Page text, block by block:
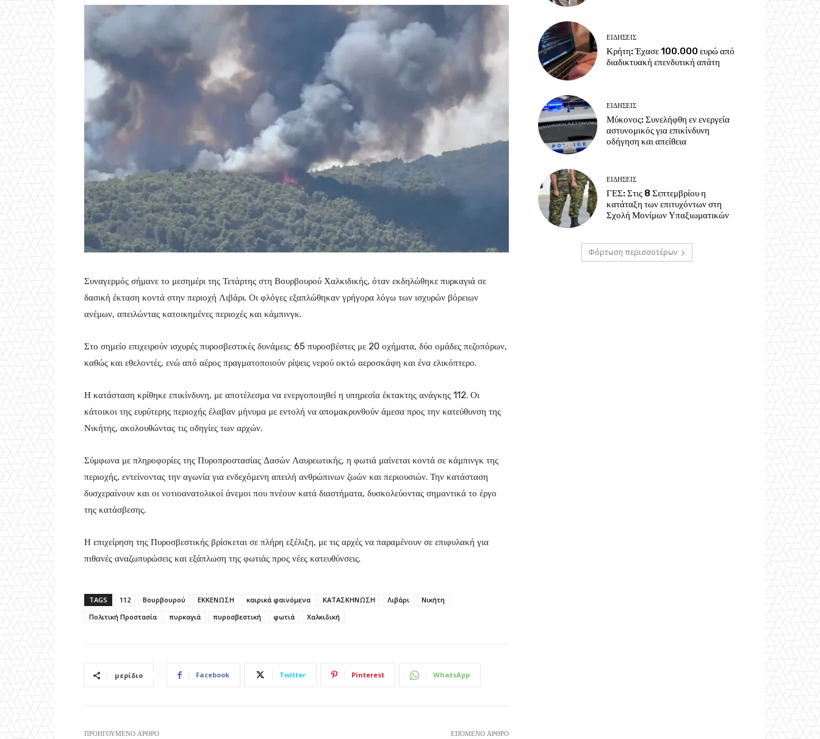
Συναγερμός σήμανε το μεσημέρι της Τετάρτης στη Βουρβουρού Χαλκιδικής, όταν εκδηλώθηκε πυρκαγιά σε
δασική έκταση κοντά στην περιοχή Λιβάρι. Οι φλόγες εξαπλώθηκαν γρήγορα λόγω των ισχυρών βόρειων
ανέμων, απειλώντας κατοικημένες περιοχές και κάμπινγκ.
Στο σημείο επιχειρούν ισχυρές πυροσβεστικές δυνάμεις: 65 πυροσβέστες με 20 οχήματα, δύο ομάδες πεζοπόρων,
καθώς και εθελοντές, ενώ από αέρος πραγματοποιούν ρίψεις νερού οκτώ αεροσκάφη και ένα ελικόπτερο.
Η κατάσταση κρίθηκε επικίνδυνη, με αποτέλεσμα να ενεργοποιηθεί η υπηρεσία έκτακτης ανάγκης 112. Οι
κάτοικοι της ευρύτερης περιοχής έλαβαν μήνυμα με εντολή να απομακρυνθούν άμεσα προς την κατεύθυνση της
Νικήτης, ακολουθώντας τις οδηγίες των αρχών.
Σύμφωνα με πληροφορίες της Πυροπροστασίας Δασών Λαυρεωτικής, η φωτιά μαίνεται κοντά σε κάμπινγκ της
περιοχής, εντείνοντας την αγωνία για ενδεχόμενη απειλή ανθρώπινων ζωών και περιουσιών. Την κατάσταση
δυσχεραίνουν και οι νοτιοανατολικοί άνεμοι που πνέουν κατά διαστήματα, δυσκολεύοντας σημαντικά το έργο
της κατάσβεσης.
Η επιχείρηση της Πυροσβεστικής βρίσκεται σε πλήρη εξέλιξη, με τις αρχές να παραμένουν σε επιφυλακή για
πιθανές αναζωπυρώσεις και εξάπλωση της φωτιάς προς νέες κατευθύνσεις.
TAGS 112 Βουρβουρού ΕΚΚΕΝΩΣΗ καιρικά φαινόμενα ΚΑΤΑΣΚΗΝΩΣΗ Λιβάρι
Νικήτη
Πολιτική Προστασία
πυρκαγιά πυροσβεστική φωτιά Χαλκιδική
μερίδιο Facebook Twitter Pinterest WhatsApp
ΠΡΟΗΓΟΎΜΕΝΟ ΆΡΘΡΟ ΕΠΌΜΕΝΟ ΆΡΘΡΟ
ΕΙΔΗΣΕΙΣ
Κρήτη: Έχασε 100.000 ευρώ από
διαδικτυακή επενδυτική απάτη
ΕΙΔΗΣΕΙΣ
Μύκονος: Συνελήφθη εν ενεργεία
αστυνομικός για επικίνδυνη
οδήγηση και απείθεια
ΕΙΔΗΣΕΙΣ
ΓΕΣ: Στις 8 Σεπτεμβρίου η
κατάταξη των επιτυχόντων στη
Σχολή Μονίμων Υπαξιωματικών
Φόρτωση περισσοτέρων